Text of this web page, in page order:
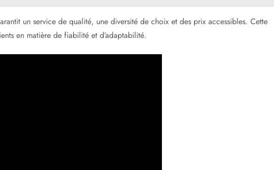
un service de qualité, une diversité de choix et des prix accessibles. Cette
en matière de fiabilité et d’adaptabilité.